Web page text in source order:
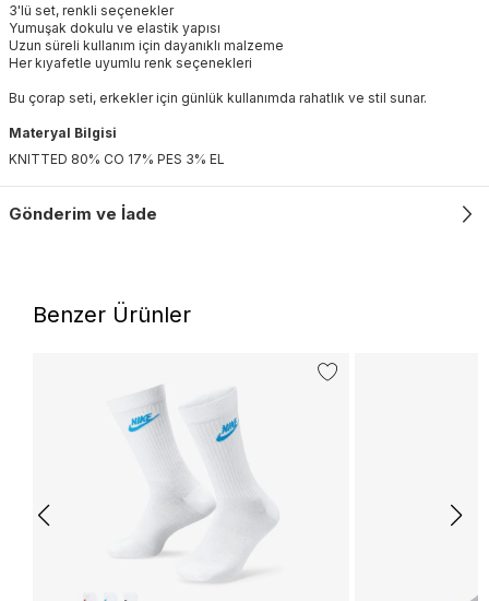
3'lü set, renkli seçenekler
Yumuşak dokulu ve elastik yapısı
Uzun süreli kullanım için dayanıklı malzeme
Her kıyafetle uyumlu renk seçenekleri
Bu çorap seti, erkekler için günlük kullanımda rahatlık ve stil sunar.
Materyal Bilgisi
KNITTED 80% CO 17% PES 3% EL
Gönderim ve İade
Benzer Ürünler